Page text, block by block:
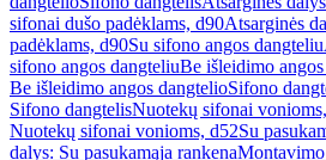
sifonai dušo padėklams, d90Atsarginės
padėklams, d90Su sifono angos dangteliu
sifono angos dangteliuBe išleidimo
Be išleidimo angos dangtelioSifono
Sifono dangtelisNuotekų sifonai
Nuotekų sifonai vonioms, d52Su
dalys: Su pasukamąja rankena